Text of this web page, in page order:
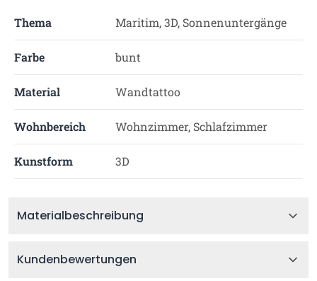
Thema Maritim, 3D, Sonnenuntergänge
Farbe bunt
Material Wandtattoo
Wohnbereich Wohnzimmer, Schlafzimmer
Kunstform 3D
Materialbeschreibung
Kundenbewertungen